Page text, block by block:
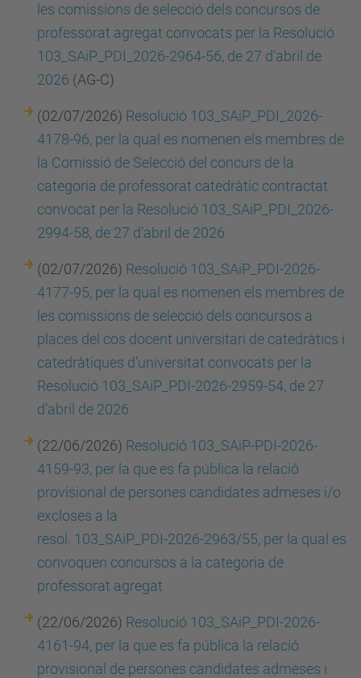
les comissions de selecció dels concursos de
professorat agregat convocats per la Resolució
103_SAiP_PDI_2026-2964-56, de 27 d'abril de
2026 (AG-C)
(02/07/2026) Resolució 103_SAiP_PDI_2026-
4178-96, per la qual es nomenen els membres de
la Comissió de Selecció del concurs de la
categoria de professorat catedràtic contractat
convocat per la Resolució 103_SAiP_PDI_2026-
2994-58, de 27 d’abril de 2026
(02/07/2026) Resolució 103_SAiP_PDI-2026-
4177-95, per la qual es nomenen els membres de
les comissions de selecció dels concursos a
places del cos docent universitari de catedràtics i
catedràtiques d’universitat convocats per la
Resolució 103_SAiP_PDI-2026-2959-54, de 27
d’abril de 2026
(22/06/2026) Resolució 103_SAiP-PDI-2026-
4159-93, per la que es fa pública la relació
provisional de persones candidates admeses i/o
excloses a la
resol. 103_SAiP_PDI-2026-2963/55, per la qual es
convoquen concursos a la categoria de
professorat agregat
(22/06/2026) Resolució 103_SAiP_PDI-2026-
4161-94, per la que es fa pública la relació
provisional de persones candidates admeses i